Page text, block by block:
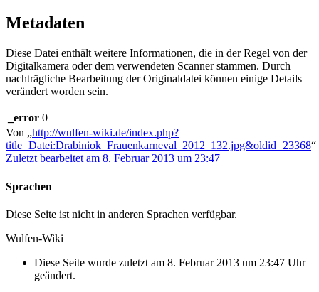
Metadaten
Diese Datei enthält weitere Informationen, die in der Regel von der
Digitalkamera oder dem verwendeten Scanner stammen. Durch
nachträgliche Bearbeitung der Originaldatei können einige Details
verändert worden sein.
_error 0
Von „http://wulfen-wiki.de/index.php?
title=Datei:Drabiniok_Frauenkarneval_2012_132.jpg&oldid=23368“
Zuletzt bearbeitet am 8. Februar 2013 um 23:47
Sprachen
Diese Seite ist nicht in anderen Sprachen verfügbar.
Wulfen-Wiki
Diese Seite wurde zuletzt am 8. Februar 2013 um 23:47 Uhr
geändert.